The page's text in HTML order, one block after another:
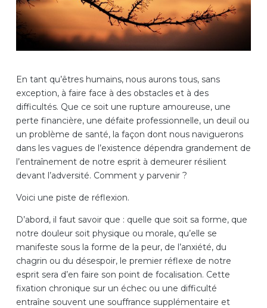
En tant qu’êtres humains, nous aurons tous, sans
exception, à faire face à des obstacles et à des
difficultés. Que ce soit une rupture amoureuse, une
perte financière, une défaite professionnelle, un deuil ou
un problème de santé, la façon dont nous naviguerons
dans les vagues de l’existence dépendra grandement de
l’entraînement de notre esprit à demeurer résilient
devant l’adversité. Comment y parvenir ?
Voici une piste de réflexion.
D’abord, il faut savoir que : quelle que soit sa forme, que
notre douleur soit physique ou morale, qu’elle se
manifeste sous la forme de la peur, de l’anxiété, du
chagrin ou du désespoir, le premier réflexe de notre
esprit sera d’en faire son point de focalisation. Cette
fixation chronique sur un échec ou une difficulté
entraîne souvent une souffrance supplémentaire et